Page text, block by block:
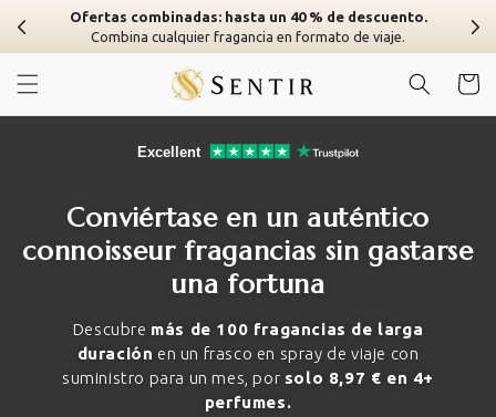
contenido
Ofertas combinadas: hasta un 40 % de descuento.
Combina cualquier fragancia en formato de viaje.
Carrito
Conviértase en un auténtico
connoisseur fragancias sin gastarse
una fortuna
Descubre más de 100 fragancias de larga
duración en un frasco en spray de viaje con
suministro para un mes, por solo 8,97 € en 4+
perfumes.